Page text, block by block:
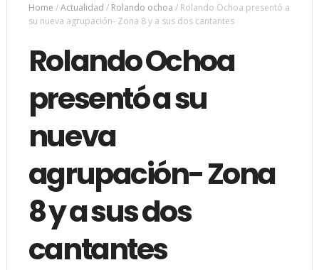
Home /Actualidad / Rolando ochoa / Rolando Ochoa presentó a
su nueva agrupación- Zona 8 y a sus dos cantantes
Rolando Ochoa
presentó a su
nueva
agrupación- Zona
8 y a sus dos
cantantes